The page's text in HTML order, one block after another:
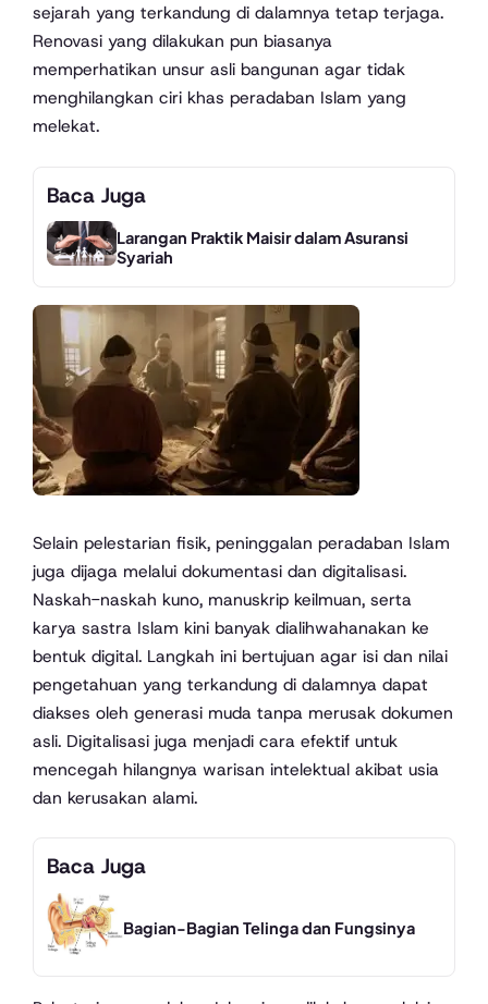
sejarah yang terkandung di dalamnya tetap terjaga.
Renovasi yang dilakukan pun biasanya
memperhatikan unsur asli bangunan agar tidak
menghilangkan ciri khas peradaban Islam yang
melekat.
Baca Juga
Larangan Praktik Maisir dalam Asuransi
Syariah
Selain pelestarian fisik, peninggalan peradaban Islam
juga dijaga melalui dokumentasi dan digitalisasi.
Naskah-naskah kuno, manuskrip keilmuan, serta
karya sastra Islam kini banyak dialihwahanakan ke
bentuk digital. Langkah ini bertujuan agar isi dan nilai
pengetahuan yang terkandung di dalamnya dapat
diakses oleh generasi muda tanpa merusak dokumen
asli. Digitalisasi juga menjadi cara efektif untuk
mencegah hilangnya warisan intelektual akibat usia
dan kerusakan alami.
Baca Juga
Bagian-Bagian Telinga dan Fungsinya